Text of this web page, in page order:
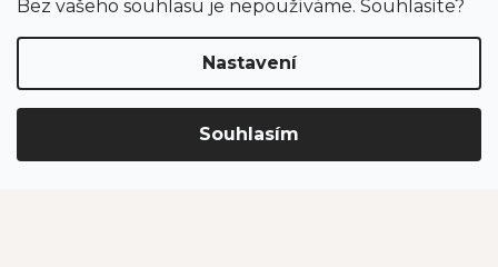
Bez vašeho souhlasu je nepoužíváme. Souhlasíte?
Nastavení
Souhlasím
PŘIHLÁSIT SE